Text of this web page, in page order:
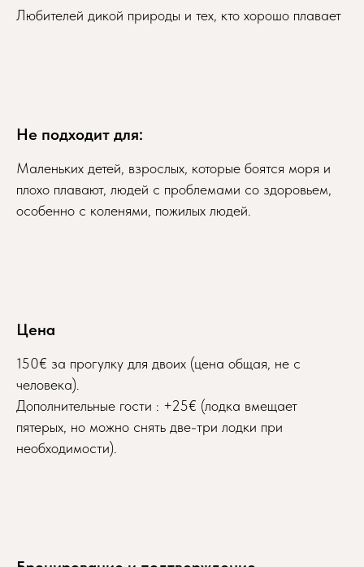
Любителей дикой природы и тех, кто хорошо плавает
Не подходит для:
Маленьких детей, взрослых, которые боятся моря и
плохо плавают, людей с проблемами со здоровьем,
особенно с коленями, пожилых людей.
Цена
150€ за прогулку для двоих (цена общая, не с
человека).
Дополнительные гости : +25€ (лодка вмещает
пятерых, но можно снять две-три лодки при
необходимости).